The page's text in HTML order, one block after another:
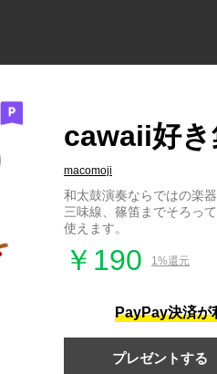
cawaii好
macomoji
和太鼓演奏ならではの楽
三味線、篠笛までそろっ
使えます。
￥190 1%還元
PayPay決済が
プレゼントする